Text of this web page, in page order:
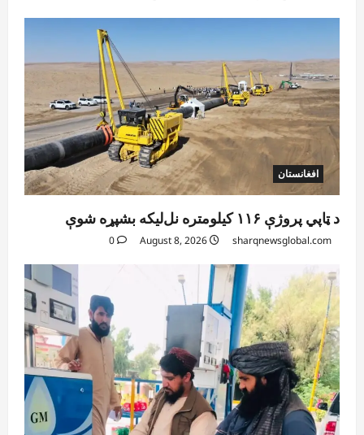
افغانستان
د ټاپي پروژې ۱۱۶ کیلومتره نل‌لیکه بشپړه شوې
sharqnewsglobal.com
0